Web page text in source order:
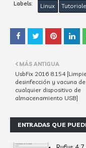
Labels: Linux
MÁS ANTIGUA
UsbFix 2016 8.154
desinfección y vacuna de
cualquier dispositivo de
almacenamiento USB]
ENTRADAS QUE